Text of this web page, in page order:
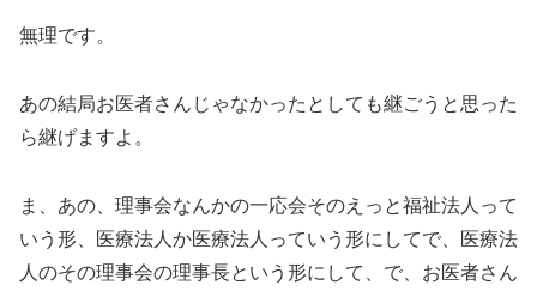
無理です。
あの結局お医者さんじゃなかったとしても継ごうと思った
ら継げますよ。
ま、あの、理事会なんかの一応会そのえっと福祉法人って
いう形、医療法人か医療法人っていう形にしてで、医療法
人のその理事会の理事長という形にして、で、お医者さん